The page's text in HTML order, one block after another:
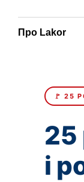
Про Lakor
🚩 25
25
і